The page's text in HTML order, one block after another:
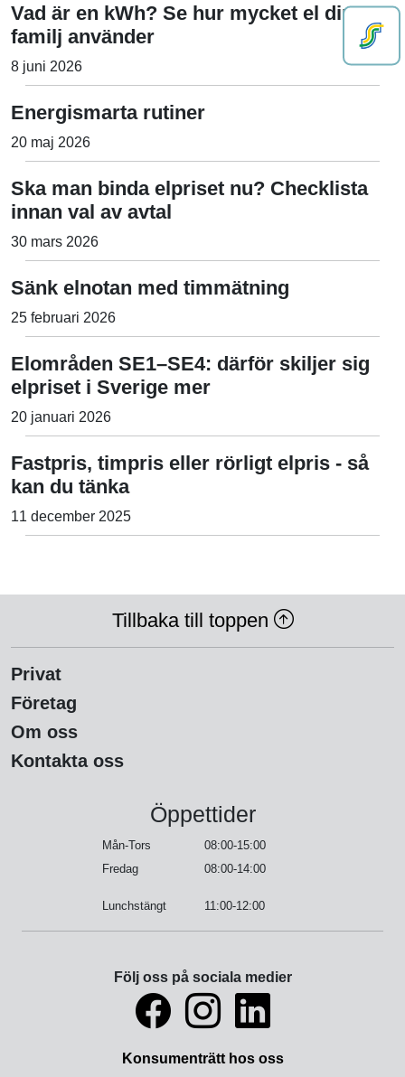
Vad är en kWh? Se hur mycket el din
familj använder
8 juni 2026
Energismarta rutiner
20 maj 2026
Ska man binda elpriset nu? Checklista
innan val av avtal
30 mars 2026
Sänk elnotan med timmätning
25 februari 2026
Elområden SE1–SE4: därför skiljer sig
elpriset i Sverige mer
20 januari 2026
Fastpris, timpris eller rörligt elpris - så
kan du tänka
11 december 2025
Tillbaka till toppen
Privat
Företag
Om oss
Kontakta oss
Öppettider
Mån-Tors
08:00-15:00
Fredag
08:00-14:00
Lunchstängt 11:00-12:00
Följ oss på sociala medier
Konsumenträtt hos oss